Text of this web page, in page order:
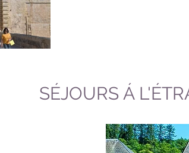
SÉJOURS Á